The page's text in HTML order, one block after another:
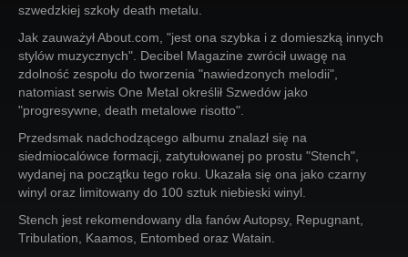
szwedzkiej szkoły death metalu.
Jak zauważył About.com, "jest ona szybka i z domieszką innych
stylów muzycznych". Decibel Magazine zwrócił uwagę na
zdolność zespołu do tworzenia "nawiedzonych melodii",
natomiast serwis One Metal określił Szwedów jako
"progresywne, death metalowe risotto".
Przedsmak nadchodzącego albumu znalazł się na
siedmiocalówce formacji, zatytułowanej po prostu "Stench",
wydanej na początku tego roku. Ukazała się ona jako czarny
winyl oraz limitowany do 100 sztuk niebieski winyl.
Stench jest rekomendowany dla fanów Autopsy, Repugnant,
Tribulation, Kaamos, Entombed oraz Watain.